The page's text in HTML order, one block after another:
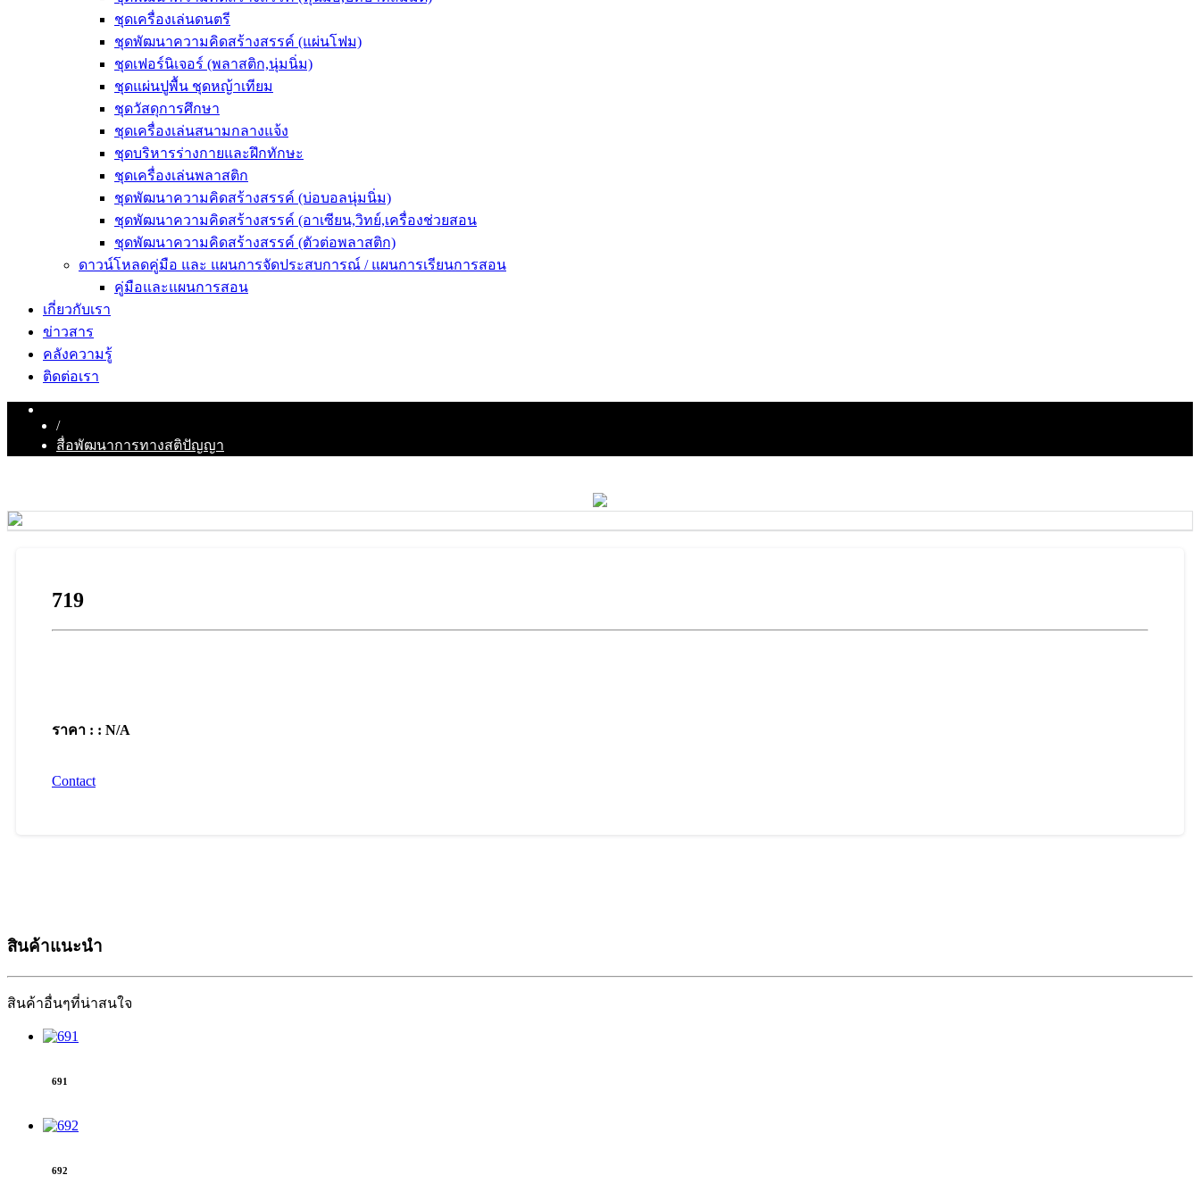
ชุดเครื่องเล่นดนตรี
ชุดพัฒนาความคิดสร้างสรรค์ (แผ่นโฟม)
ชุดเฟอร์นิเจอร์ (พลาสติก,นุ่มนิ่ม)
ชุดแผ่นปูพื้น ชุดหญ้าเทียม
ชุดวัสดุการศึกษา
ชุดเครื่องเล่นสนามกลางแจ้ง
ชุดบริหารร่างกายและฝึกทักษะ
ชุดเครื่องเล่นพลาสติก
ชุดพัฒนาความคิดสร้างสรรค์ (บ่อบอลนุ่มนิ่ม)
ชุดพัฒนาความคิดสร้างสรรค์ (อาเซียน,วิทย์,เครื่องช่วยสอน
ชุดพัฒนาความคิดสร้างสรรค์ (ตัวต่อพลาสติก)
ดาวน์โหลดคู่มือ และ แผนการจัดประสบการณ์ / แผนการเรียนการสอน
คู่มือและแผนการสอน
เกี่ยวกับเรา
ข่าวสาร
คลังความรู้
ติดต่อเรา
/
สื่อพัฒนาการทางสติปัญญา
719
ราคา : : N/A
Contact
สินค้าแนะนำ
สินค้าอื่นๆที่น่าสนใจ
691
692